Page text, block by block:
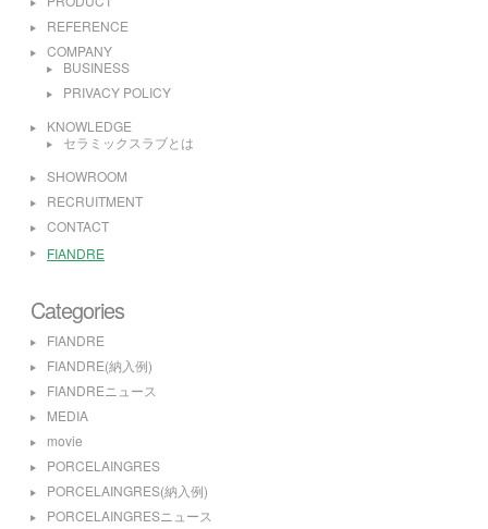
REFERENCE
COMPANY
BUSINESS
PRIVACY POLICY
KNOWLEDGE
セラミックスラブとは
SHOWROOM
RECRUITMENT
CONTACT
FIANDRE
Categories
FIANDRE
FIANDRE(納入例)
FIANDREニュース
MEDIA
movie
PORCELAINGRES
PORCELAINGRES(納入例)
PORCELAINGRESニュース